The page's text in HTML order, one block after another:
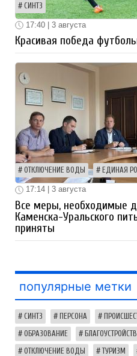
СИНТЗ
17:40 | 3 августа
Красивая победа
ОТКЛЮЧЕНИЕ ВОДЫ ЕДИНАЯ
17:14 | 3 августа
Все меры, необходимые
Каменска-Уральского
приняты
популярные метки
СИНТЗ ПЕРСОНА
ОБРАЗОВАНИЕ
ОТКЛЮЧЕНИЕ ВОДЫ ТУРИЗМ